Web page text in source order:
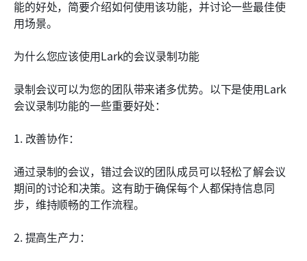
能的好处，简要介绍如何使用该功能，并讨论一些最佳使
用场景。
为什么您应该使用Lark的会议录制功能
录制会议可以为您的团队带来诸多优势。以下是使用Lark
会议录制功能的一些重要好处：
1. 改善协作：
通过录制的会议，错过会议的团队成员可以轻松了解会议
期间的讨论和决策。这有助于确保每个人都保持信息同
步，维持顺畅的工作流程。
2. 提高生产力：